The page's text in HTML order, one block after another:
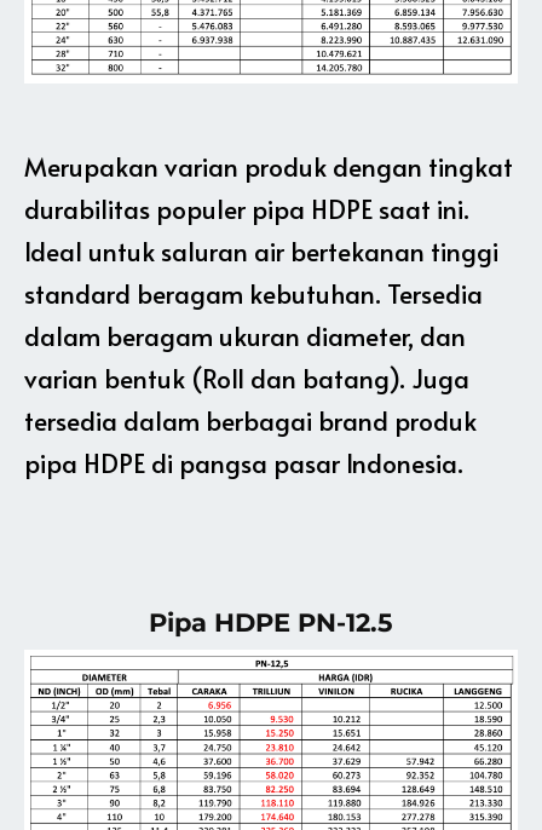
Merupakan varian produk dengan tingkat
durabilitas populer pipa HDPE saat ini.
Ideal untuk saluran air bertekanan tinggi
standard beragam kebutuhan. Tersedia
dalam beragam ukuran diameter, dan
varian bentuk (Roll dan batang). Juga
tersedia dalam berbagai brand produk
pipa HDPE di pangsa pasar Indonesia.
Pipa HDPE PN-12.5